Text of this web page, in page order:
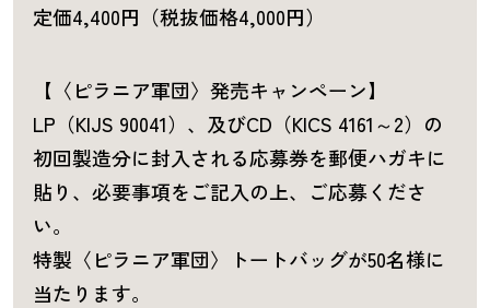
定価4,400円（税抜価格4,000円）
【〈ピラニア軍団〉発売キャンペーン】
LP（KIJS 90041）、及びCD（KICS 4161～2）の
初回製造分に封入される応募券を郵便ハガキに
貼り、必要事項をご記入の上、ご応募くださ
い。
特製〈ピラニア軍団〉トートバッグが50名様に
当たります。